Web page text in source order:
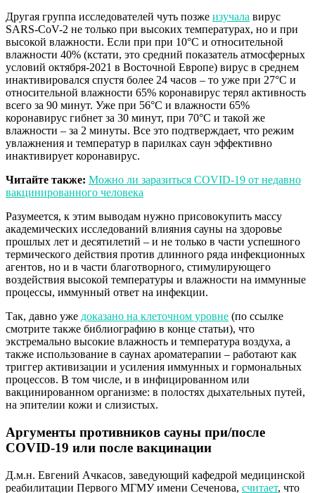
Другая группа исследователей чуть позже изучала вирус
SARS-CoV-2 не только при высоких температурах, но и при
высокой влажности. Если при при 10°C и относительной
влажности 40% (кстати, это средний показатель атмосферных
условий октября-2021 в Восточной Европе) вирус в среднем
инактивировался спустя более 24 часов – то уже при 27°C и
относительной влажности 65% коронавирус терял активность
всего за 90 минут. Уже при 56°С и влажности 65%
коронавирус гибнет за 30 минут, при 70°С и такой же
влажности – за 2 минуты. Все это подтверждает, что режим
увлажнения и температур в парилках саун эффективно
инактивирует коронавирус.
Читайте также: Можно ли заразиться СOVID-19 от недавно
вакцинированного человека
Разумеется, к этим выводам нужно присовокупить массу
академических исследований влияния сауны на здоровье
прошлых лет и десятилетий – и не только в части успешного
термического действия против длинного ряда инфекционных
агентов, но и в части благотворного, стимулирующего
воздействия высокой температуры и влажности на иммунные
процессы, иммунный ответ на инфекции.
Так, давно уже доказано на клеточном уровне (по ссылке
смотрите также библиографию в конце статьи), что
экстремально высокие влажность и температура воздуха, а
также использование в саунах ароматерапии – работают как
триггер активизации и усиления иммунных и гормональных
процессов. В том числе, и в инфицированном или
вакцинированном организме: в полостях дыхательных путей,
на эпителии кожи и слизистых.
Аргументы противников сауны при/после
СOVID-19 или после вакцинации
Д.м.н. Евгений Ачкасов, заведующий кафедрой медицинской
реабилитации Первого МГМУ имени Сеченова, считает, что